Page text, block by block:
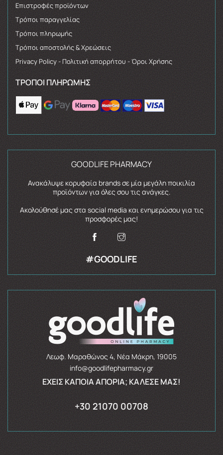
Επιστροφές προϊόντων
Τρόποι παραγγελίας
Τρόποι πληρωμής
Τρόποι αποστολής & Χρεώσεις
Privacy Policy - Πολιτική απορρήτου - Όροι Χρήσης
ΤΡΌΠΟΙ ΠΛΗΡΩΜΉΣ
GOODLIFE PHARMACY
Ανακάλυψε κορυφαία brands σε μία μεγάλη ποικιλία
προϊόντων για όλες σου τις ανάγκες.
Ακολούθησέ μας στα social media και ενημερώσου για τις
προσφορές μας!
#GOODLIFE
Λεωφ. Μαραθώνος 4, Νέα Μάκρη, 19005
info@goodlifepharmacy.gr
ΈΧΕΙΣ ΚΆΠΟΙΑ ΑΠΟΡΊΑ; ΚΆΛΕΣΈ ΜΑΣ!
+30 21070 00708